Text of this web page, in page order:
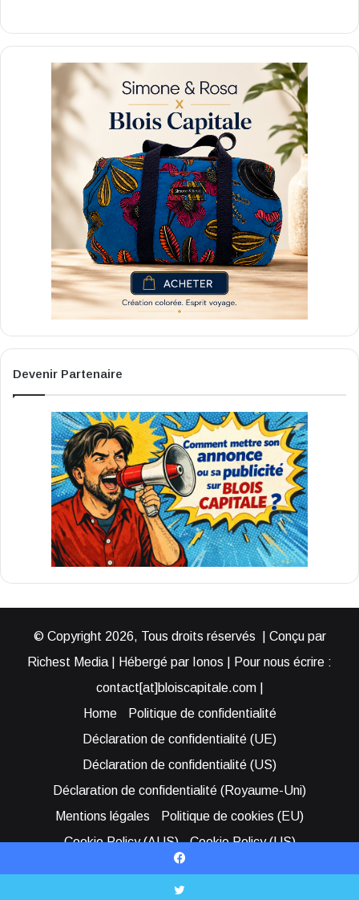
Devenir Partenaire
© Copyright 2026, Tous droits réservés | Conçu par
Richest Media | Hébergé par Ionos | Pour nous écrire :
contact[at]bloiscapitale.com |
Home
Politique de confidentialité
Déclaration de confidentialité (UE)
Déclaration de confidentialité (US)
Déclaration de confidentialité (Royaume-Uni)
Mentions légales
Politique de cookies (EU)
Cookie Policy (AUS)
Cookie Policy (US)
Participer à Blois Capitale
Bénéficier d’une assistance
Facebook